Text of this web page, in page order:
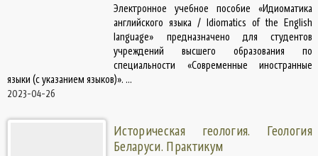
Электронное учебное пособие «Идиоматика
английского языка / Idiomatics of the English
language» предназначено для студентов
учреждений высшего образования по
специальности «Современные иностранные
языки (с указанием языков)». ...
2023-04-26
Историческая геология. Геология
Беларуси. Практикум